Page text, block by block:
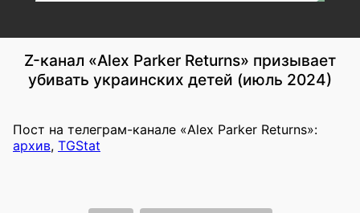
Z-канал «Alex Parker Returns» призывает
убивать украинских детей (июль 2024)
Пост на телеграм-канале «Alex Parker Returns»:
архив, TGStat